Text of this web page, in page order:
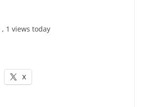
, 1 views today
X